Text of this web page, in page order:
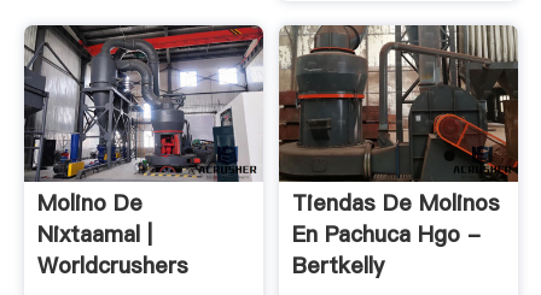
Molino De
Nixtaamal |
Worldcrushers
Tiendas De Molinos
En Pachuca Hgo -
Bertkelly